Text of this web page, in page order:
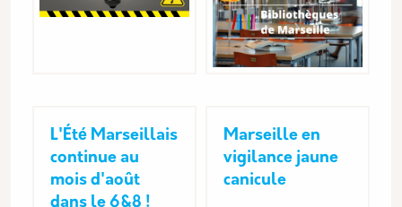
L'Été Marseillais
continue au
mois d'août
dans le 6&8 !
Marseille en
vigilance jaune
canicule